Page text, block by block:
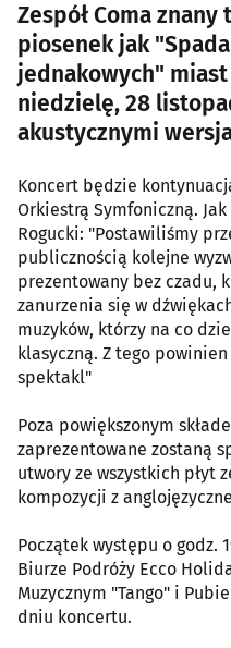
Zespół Coma
piosenek jak
jednakowych"
niedzielę, 28
akustycznymi
Koncert będzie
Orkiestrą Symfoniczną.
Rogucki: "Postawiliśmy
publicznością kolejne
prezentowany bez czadu,
zanurzenia się w
muzyków, którzy na co
klasyczną. Z tego
spektakl"
Poza powiększonym
zaprezentowane zostaną
utwory ze wszystkich płyt
kompozycji z
Początek występu o godz.
Biurze Podróży Ecco
Muzycznym "Tango" i
dniu koncertu.